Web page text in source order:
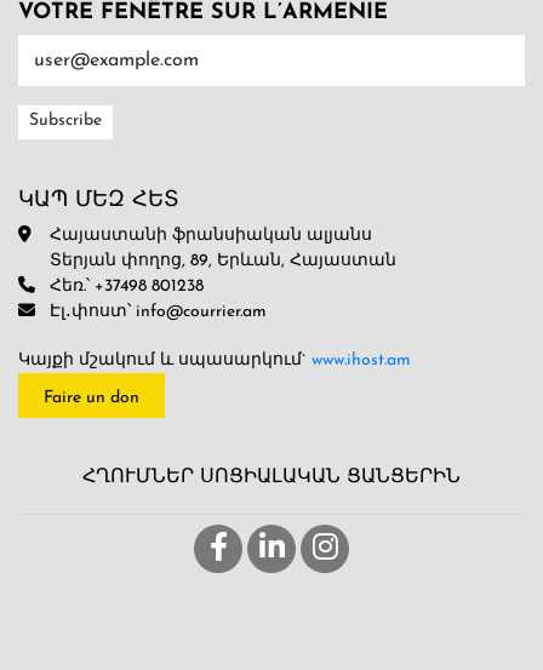
VOTRE FENÊTRE SUR L’ARMENIE
ԿԱՊ ՄԵԶ ՀԵՏ
Հայաստանի ֆրանսիական ալյանս
Տերյան փողոց, 89, Երևան, Հայաստան
Հեռ.՝ +37498 801238
Էլ․փոստ՝ info@courrier.am
Կայքի մշակում և սպասարկում` www.ihost.am
Faire un don
ՀՂՈՒՄՆԵՐ ՍՈՑԻԱԼԱԿԱՆ ՑԱՆՑԵՐԻՆ